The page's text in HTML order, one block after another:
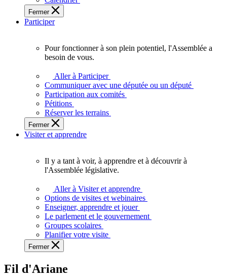
des
Ontariennes
et
Fermer
Participer
plein
potentiel,
l'Assemblée
a
besoin
de
Pour fonctionner à son plein potentiel, l'Assemblée a
besoin de vous.
Aller à Participer
Communiquer avec une députée ou un député
Participation aux comités
Pétitions
Réserver les terrains
Fermer
Visiter et apprendre
voir,
apprendre
et
à
à
Il y a tant à voir, à apprendre et à découvrir à
l'Assemblée législative.
Aller à Visiter et apprendre
Options de visites et webinaires
Enseigner, apprendre et jouer
Le parlement et le gouvernement
Groupes scolaires
Planifier votre visite
Fermer
Fil d'Ariane